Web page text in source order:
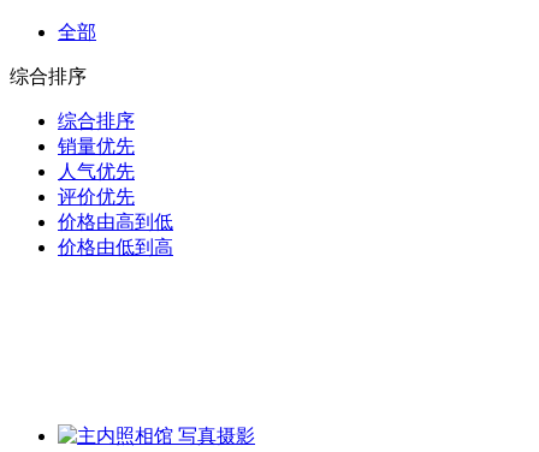
全部
综合排序
综合排序
销量优先
人气优先
评价优先
价格由高到低
价格由低到高